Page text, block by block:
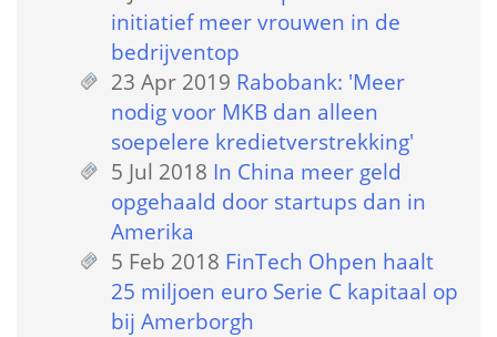
initiatief meer vrouwen in de
bedrijventop
23 Apr 2019 Rabobank: 'Meer
nodig voor MKB dan alleen
soepelere kredietverstrekking'
5 Jul 2018 In China meer geld
opgehaald door startups dan in
Amerika
5 Feb 2018 FinTech Ohpen haalt
25 miljoen euro Serie C kapitaal op
bij Amerborgh